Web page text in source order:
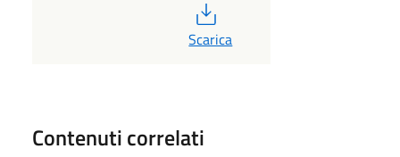
PDF
Scarica
Contenuti correlati